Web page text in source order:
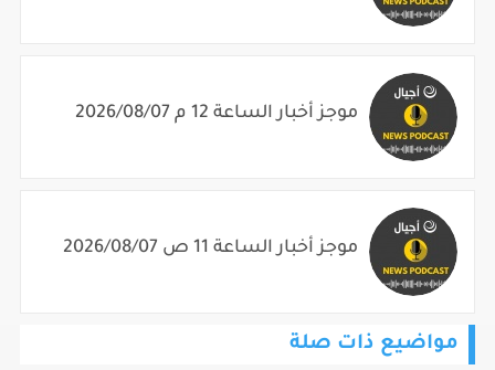
موجز أخبار الساعة 12 م 2026/08/07
موجز أخبار الساعة 11 ص 2026/08/07
مواضيع ذات صلة